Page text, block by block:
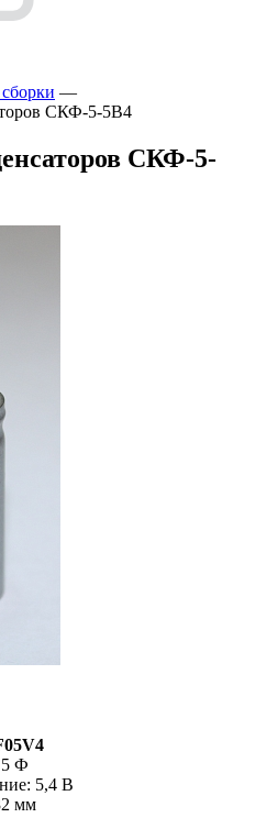
—
СКФ-5-5В4
СКФ-5-
5 Ф
5,4 В
мм